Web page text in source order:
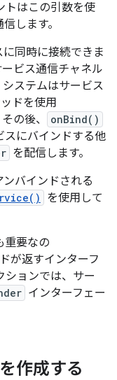
トはこの引数を使
します。
同時に接続できま
ービス通信チャネル
ステムはサービス
ドを使用
の後、 onBind()
スにバインドする他
を配信します。
バインドされる
を使用して
重要なの
が返すインターフ
ションでは、サー
インターフェー
作成する